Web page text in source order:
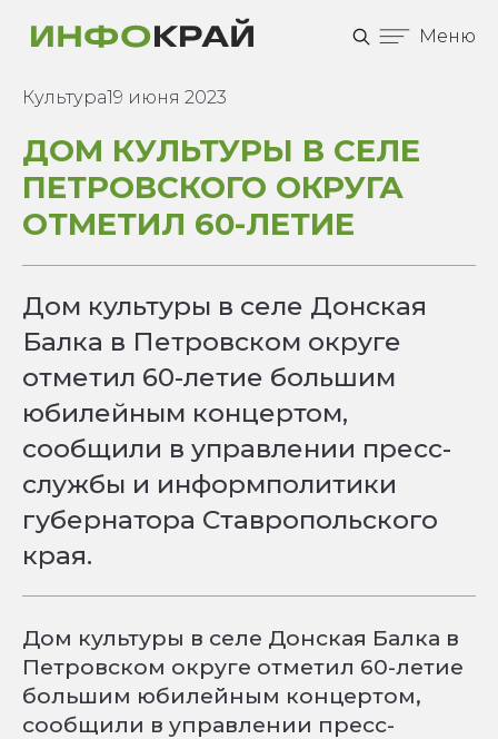
Меню
Культура19 июня 2023
ДОМ КУЛЬТУРЫ В СЕЛЕ
ПЕТРОВСКОГО ОКРУГА
ОТМЕТИЛ 60-ЛЕТИЕ
Дом культуры в селе Донская
Балка в Петровском округе
отметил 60-летие большим
юбилейным концертом,
сообщили в управлении пресс-
службы и информполитики
губернатора Ставропольского
края.
Дом культуры в селе Донская Балка в
Петровском округе отметил 60-летие
большим юбилейным концертом,
сообщили в управлении пресс-